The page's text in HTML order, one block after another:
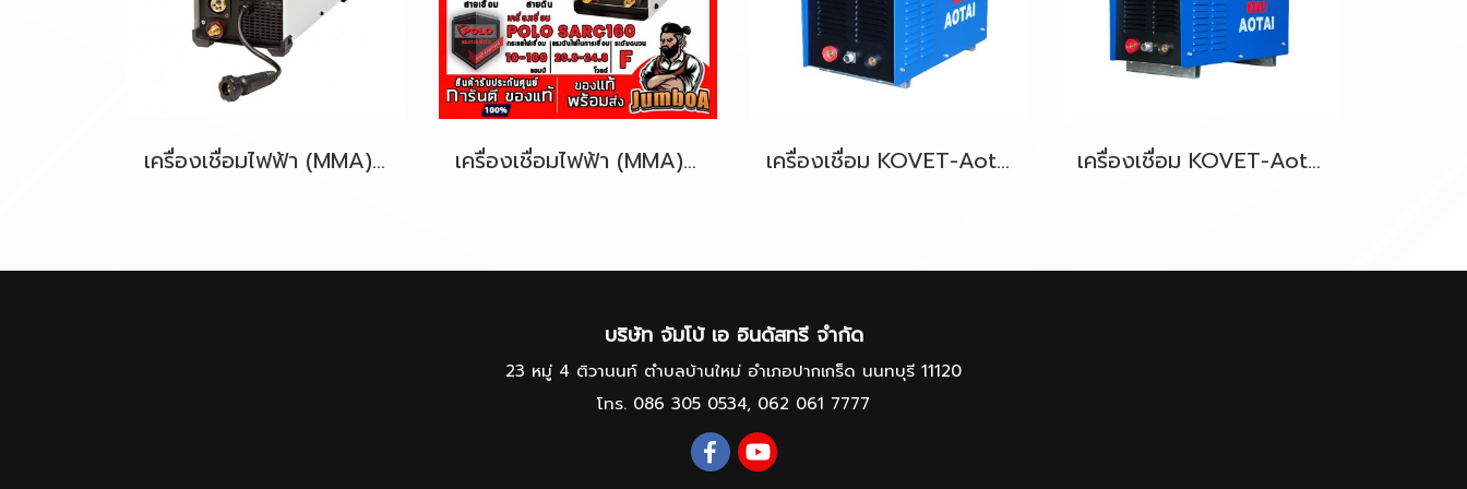
เครื่องเชื่อมไฟฟ้า (MMA) (MIG) POLO MIG200 เครื่องเชื่อมไฟฟ้า (MMA) (IGBT) POLO S-ARC160 เครื่องเชื่อม KOVET-Aotai KA-ARC400 (3Phase) เครื่องเชื่อม KOVET-Aotai KA-ARC315(3Phase)
บริษัท จัมโบ้ เอ อินดัสทรี จำกัด
23 หมู่ 4 ติวานนท์ ตำบลบ้านใหม่ อำเภอปากเกร็ด นนทบุรี 11120
โทร. 086 305 0534, 062 061 7777